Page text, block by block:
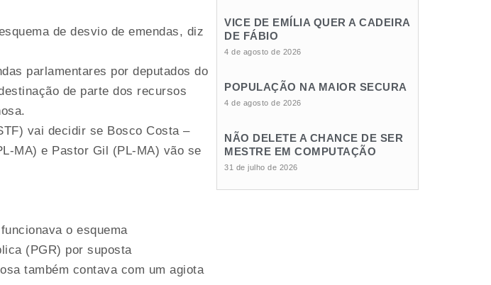
de desvio de emendas, diz
parlamentares por deputados do
de parte dos recursos
vai decidir se Bosco Costa –
MA) e Pastor Gil (PL-MA) vão se
o esquema
(PGR) por suposta
também contava com um agiota
VICE DE EMÍLIA QUER A CADEIRA
DE FÁBIO
4 de agosto de 2026
POPULAÇÃO NA MAIOR SECURA
4 de agosto de 2026
NÃO DELETE A CHANCE DE SER
MESTRE EM COMPUTAÇÃO
31 de julho de 2026